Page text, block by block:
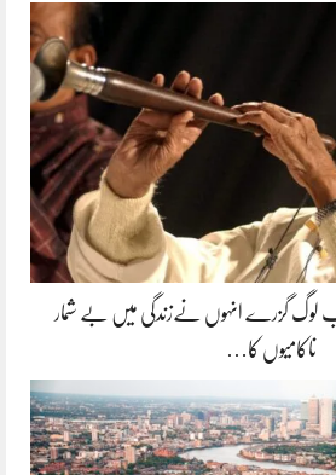
لوگ گزرے انہوں نےزندگی میں بے شمار
ناکامیوں کا…